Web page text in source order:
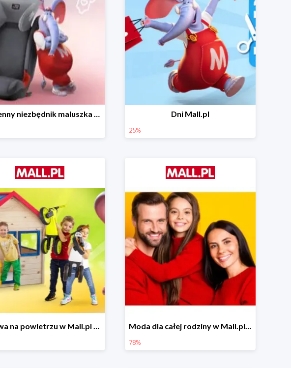
Wiosenny niezbędnik maluszka do -44% taniej Dni Mall.pl
25%
Zabawa na powietrzu w Mall.pl do -20% Moda dla całej rodziny w Mall.pl do -78%
78%